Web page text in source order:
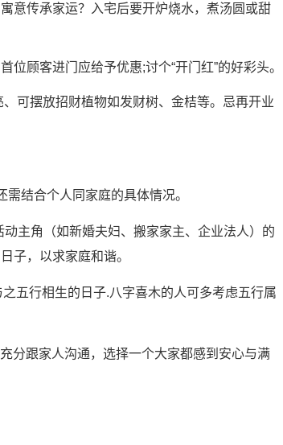
意传承家运？入宅后要开炉烧水，煮汤圆或甜
顾客进门应给予优惠;讨个“开门红”的好彩头。
可摆放招财植物如发财树、金桔等。忌再开业
结合个人同家庭的具体情况。
主角（如新婚夫妇、搬家家主、企业法人）的
子，以求家庭和谐。
五行相生的日子.八字喜木的人可多考虑五行属
分跟家人沟通，选择一个大家都感到安心与满